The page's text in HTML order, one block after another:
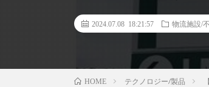
2024.07.08 18:21:57 物流施設/
HOME テクノロジー/製品